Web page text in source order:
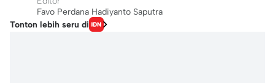
Favo Perdana Hadiyanto Saputra
Tonton lebih seru di